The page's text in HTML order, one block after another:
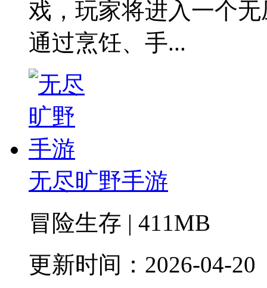
戏，玩家将进入一个
通过烹饪、手...
无尽旷野手游
冒险生存 | 411MB
更新时间：2026-04-20